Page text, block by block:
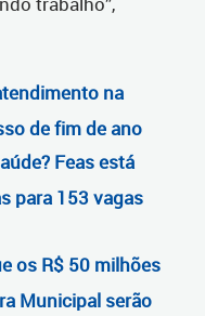
na
de fim de ano
Feas está
para 153 vagas
os R$ 50 milhões
Municipal serão